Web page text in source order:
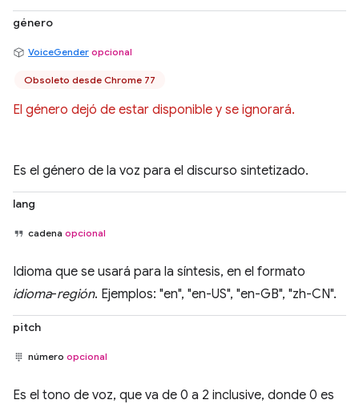
género
VoiceGender opcional
Obsoleto desde Chrome 77
El género dejó de estar disponible y se ignorará.
Es el género de la voz para el discurso sintetizado.
lang
cadena opcional
Idioma que se usará para la síntesis, en el formato
idioma-región. Ejemplos: "en", "en-US", "en-GB", "zh-CN".
pitch
número opcional
Es el tono de voz, que va de 0 a 2 inclusive, donde 0 es